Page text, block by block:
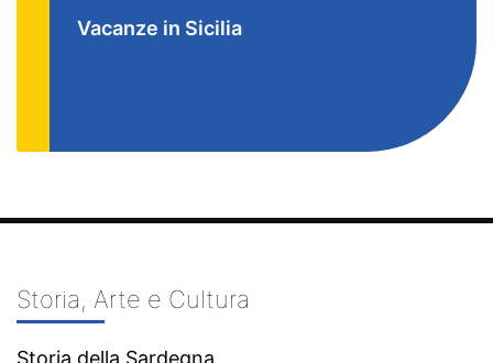
Vacanze in Sicilia
Storia, Arte e Cultura
Storia della Sardegna